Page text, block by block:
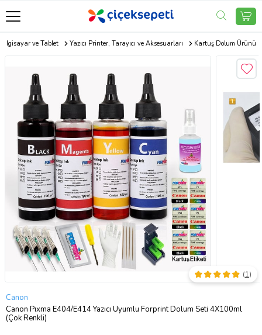
Bilgisayar ve Tablet Yazıcı Printer, Tarayıcı ve Aksesuarları Kartuş Dolum Ürünü
Canon
Canon Pıxma E404/E414 Yazıcı Uyumlu Forprint Dolum Seti 4X100ml
(Çok Renkli)
(1)